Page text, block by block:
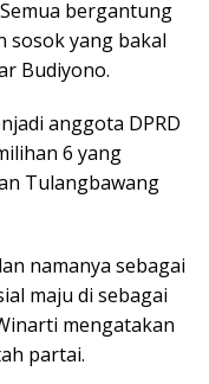
bergantung
sosok yang bakal
Budiyono.
anggota DPRD
6 yang
Tulangbawang
namanya sebagai
maju di sebagai
mengatakan
partai.